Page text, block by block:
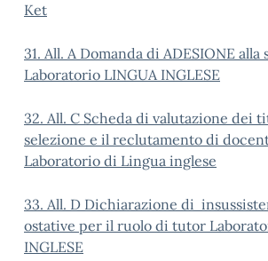
Ket
31. All. A Domanda di ADESIONE
Laboratorio LINGUA INGLESE
32. All. C Scheda di valutazione dei
selezione e il reclutamento di
Laboratorio di Lingua inglese
33. All. D Dichiarazione di
ostative per il ruolo di tutor
INGLESE